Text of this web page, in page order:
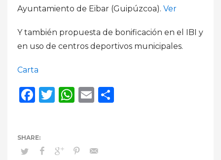
Ayuntamiento de Eibar (Guipúzcoa). Ver
Y también propuesta de bonificación en el IBI y
en uso de centros deportivos municipales.
Carta
Facebook
Twitter
WhatsApp
Email